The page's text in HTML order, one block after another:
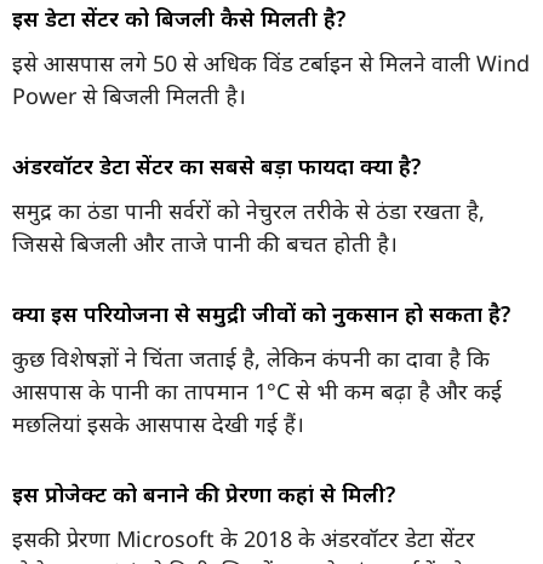
इस डेटा सेंटर को बिजली कैसे मिलती है?
इसे आसपास लगे 50 से अधिक विंड टर्बाइन से मिलने वाली Wind
Power से बिजली मिलती है।
अंडरवॉटर डेटा सेंटर का सबसे बड़ा फायदा क्या है?
समुद्र का ठंडा पानी सर्वरों को नेचुरल तरीके से ठंडा रखता है,
जिससे बिजली और ताजे पानी की बचत होती है।
क्या इस परियोजना से समुद्री जीवों को नुकसान हो सकता है?
कुछ विशेषज्ञों ने चिंता जताई है, लेकिन कंपनी का दावा है कि
आसपास के पानी का तापमान 1°C से भी कम बढ़ा है और कई
मछलियां इसके आसपास देखी गई हैं।
इस प्रोजेक्ट को बनाने की प्रेरणा कहां से मिली?
इसकी प्रेरणा Microsoft के 2018 के अंडरवॉटर डेटा सेंटर